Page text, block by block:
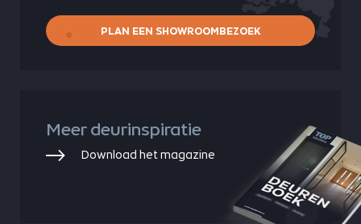
Meer deurinspiratie
Download het magazine
PLAN EEN SHOWROOMBEZOEK